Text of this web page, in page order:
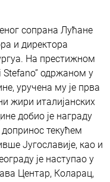
сопрана Лућане
и директора
На престижном
одржаном у
уручена му је прва
жири италијанских
добио је награду
текућем
Југославије, као и
је наступао у
Центар, Коларац,